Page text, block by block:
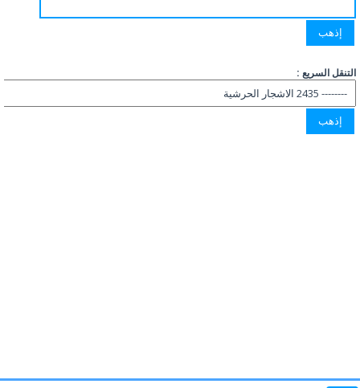
التنقل السريع :